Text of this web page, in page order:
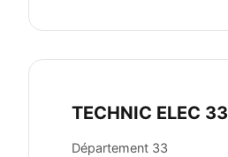
TECHNIC ELEC 33
Département 33